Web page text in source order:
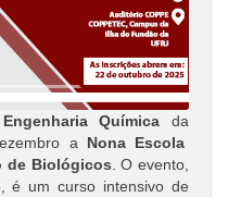
Químicada
a Nona Escola
de Biológicos . O evento,
é um curso intensivo de